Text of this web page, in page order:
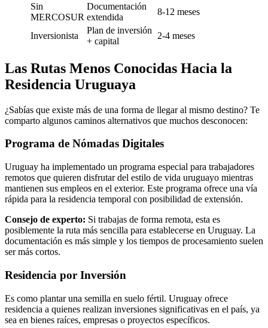
Sin
MERCOSUR
Documentación
extendida
8-12 meses
Inversionista
Plan de inversión
+ capital
2-4 meses
Las Rutas Menos Conocidas Hacia la
Residencia Uruguaya
¿Sabías que existe más de una forma de llegar al mismo destino? Te
comparto algunos caminos alternativos que muchos desconocen:
Programa de Nómadas Digitales
Uruguay ha implementado un programa especial para trabajadores
remotos que quieren disfrutar del estilo de vida uruguayo mientras
mantienen sus empleos en el exterior. Este programa ofrece una vía
rápida para la residencia temporal con posibilidad de extensión.
Consejo de experto: Si trabajas de forma remota, esta es
posiblemente la ruta más sencilla para establecerse en Uruguay. La
documentación es más simple y los tiempos de procesamiento suelen
ser más cortos.
Residencia por Inversión
Es como plantar una semilla en suelo fértil. Uruguay ofrece
residencia a quienes realizan inversiones significativas en el país, ya
sea en bienes raíces, empresas o proyectos específicos.